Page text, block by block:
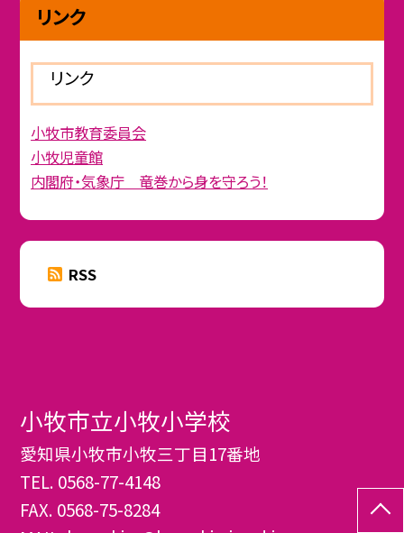
リンク
リンク
小牧市教育委員会
小牧児童館
内閣府・気象庁 竜巻から身を守ろう！
RSS
小牧市立小牧小学校
愛知県小牧市小牧三丁目17番地
TEL. 0568-77-4148
FAX. 0568-75-8284